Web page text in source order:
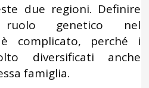
due regioni. Definire
genetico nel
complicato, perché i
diversificati anche
famiglia.